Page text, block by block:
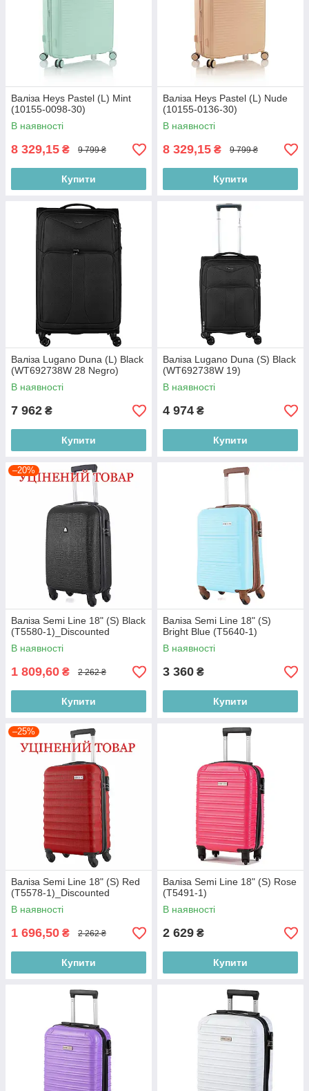
Валіза Heys Pastel (L) Mint
(10155-0098-30)
В наявності
8 329,15 ₴ 9 799 ₴
Купити
Валіза Heys Pastel (L) Nude
(10155-0136-30)
В наявності
8 329,15 ₴ 9 799 ₴
Купити
Валіза Lugano Duna (L) Black
(WT692738W 28 Negro)
В наявності
7 962 ₴
Купити
Валіза Lugano Duna (S) Black
(WT692738W 19)
В наявності
4 974 ₴
Купити
–20%
Валіза Semi Line 18" (S) Black
(T5580-1)_Discounted
В наявності
1 809,60 ₴ 2 262 ₴
Купити
Валіза Semi Line 18" (S)
Bright Blue (T5640-1)
В наявності
3 360 ₴
Купити
–25%
Валіза Semi Line 18" (S) Red
(T5578-1)_Discounted
В наявності
1 696,50 ₴ 2 262 ₴
Купити
Валіза Semi Line 18" (S) Rose
(T5491-1)
В наявності
2 629 ₴
Купити